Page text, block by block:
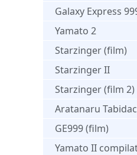
Galaxy Express
Yamato 2
Starzinger (film)
Starzinger II
Starzinger (film 2)
Aratanaru
GE999 (film)
Yamato II